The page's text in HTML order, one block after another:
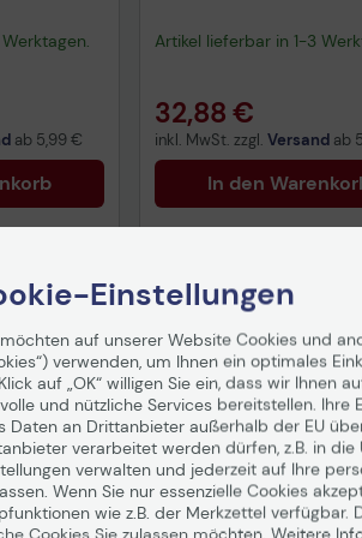
ab 5,99 €
MC.JQ211.00A,
MC.JQ211.00B,
MC.JQ211.001)
Artikel lieferbar in 1-3
32,88 €
inkl. MwSt. zzgl. Versand ab
In den
Einstellungen
auf unserer Website Cookies und
verwenden, um Ihnen ein optimales
auf „OK“ willigen Sie ein, dass wir Ihnen
und nützliche Services bereitstellen. Ihre
Daten an Drittanbieter außerhalb der EU
verarbeitet werden dürfen, z.B. in die
verwalten und jederzeit auf Ihre
Wenn Sie nur essenzielle Cookies
wie z.B. der Merkzettel verfügbar.